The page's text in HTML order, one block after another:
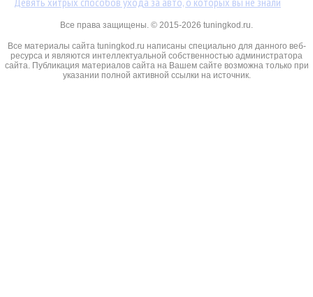
Все права защищены. © 2015-2026 tuningkod.ru.
Все материалы сайта tuningkod.ru написаны специально для данного веб-
ресурса и являются интеллектуальной собственностью администратора
сайта. Публикация материалов сайта на Вашем сайте возможна только при
указании полной активной ссылки на источник.